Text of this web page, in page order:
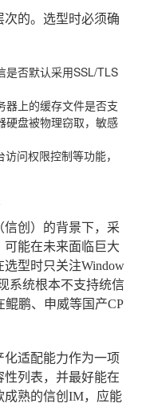
次的。选型时必须确
是否默认采用SSL/TLS
器上的缓存文件是否支
硬盘被物理窃取，敏感
问权限控制等功能，
创）的背景下，采
能在未来面临巨大
型时只关注Window
系统根本不支持统信
鲲鹏、申威等国产CP
化适配能力作为一项
列表，并最好能在
成熟的信创IM，应能